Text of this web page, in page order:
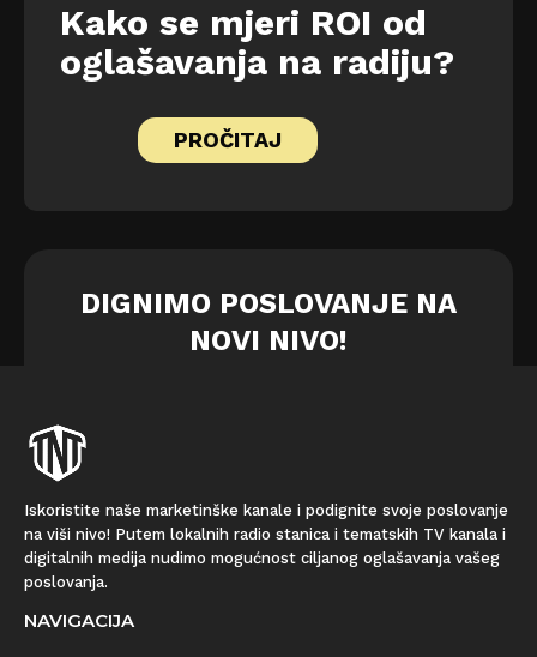
Kako se mjeri ROI od
oglašavanja na radiju?
PROČITAJ
DIGNIMO POSLOVANJE NA
NOVI NIVO!
Iskoristite naše marketinške kanale i podignite svoje poslovanje
na viši nivo! Putem lokalnih radio stanica i tematskih TV kanala i
digitalnih medija nudimo mogućnost ciljanog oglašavanja vašeg
poslovanja.
NAVIGACIJA